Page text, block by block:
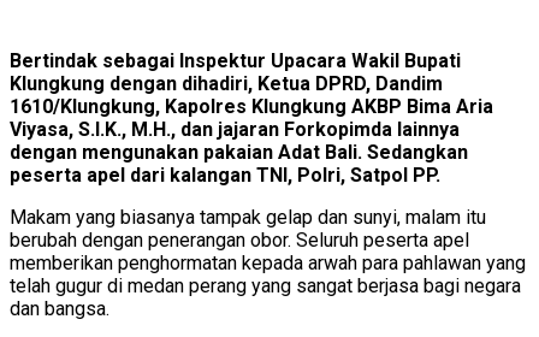
Bertindak sebagai Inspektur Upacara Wakil Bupati
Klungkung dengan dihadiri, Ketua DPRD, Dandim
1610/Klungkung, Kapolres Klungkung AKBP Bima Aria
Viyasa, S.I.K., M.H., dan jajaran Forkopimda lainnya
dengan mengunakan pakaian Adat Bali. Sedangkan
peserta apel dari kalangan TNI, Polri, Satpol PP.
Makam yang biasanya tampak gelap dan sunyi, malam itu
berubah dengan penerangan obor. Seluruh peserta apel
memberikan penghormatan kepada arwah para pahlawan yang
telah gugur di medan perang yang sangat berjasa bagi negara
dan bangsa.